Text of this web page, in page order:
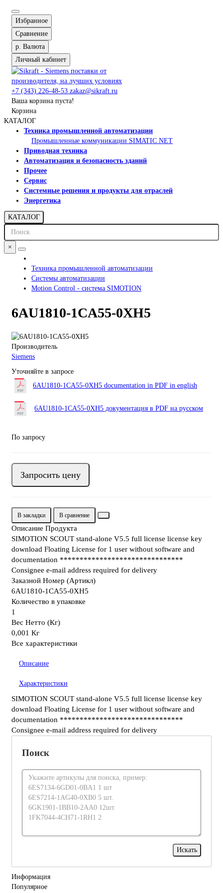
Избранное
Сравнение
р. Валюта
Личный кабинет
+7 (343) 226-48-53 zakaz@sikraft.ru
Ваша корзина пуста!
Корзина
КАТАЛОГ
Техника промышленной автоматизации
Промышленные коммуникации SIMATIC NET
Приводная техника
Автоматизация и безопасность зданий
Прочее
Сервис
Системные решения и продукты для отраслей
Энергетика
КАТАЛОГ
×
Техника промышленной автоматизации
Системы автоматизации
Motion Control - система SIMOTION
6AU1810-1CA55-0XH5
Производитель
Siemens
Уточняйте в запросе
6AU1810-1CA55-0XH5 documentation in PDF in english
6AU1810-1CA55-0XH5 документация в PDF на русском
По запросу
Запросить цену
В закладки В сравнение
Описание Продукта
SIMOTION SCOUT stand-alone V5.5 full license license key
download Floating License for 1 user without software and
documentation *******************************
Consignee e-mail address required for delivery
Заказной Номер (Артикл)
6AU1810-1CA55-0XH5
Количество в упаковке
1
Вес Нетто (Кг)
0,001 Кг
Все характеристики
Описание
Характеристики
SIMOTION SCOUT stand-alone V5.5 full license license key
download Floating License for 1 user without software and
documentation *******************************
Consignee e-mail address required for delivery
Поиск
Информация
Популярное